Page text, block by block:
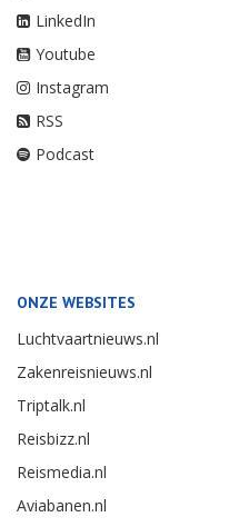
LinkedIn
Youtube
Instagram
RSS
Podcast
ONZE WEBSITES
Luchtvaartnieuws.nl
Zakenreisnieuws.nl
Triptalk.nl
Reisbizz.nl
Reismedia.nl
Aviabanen.nl